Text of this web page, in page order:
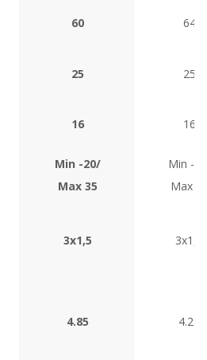
60 64
25 25
16 16
Min -20/
Max 35
Min -
Max
3x1,5 3x1,5
4.85 4.29